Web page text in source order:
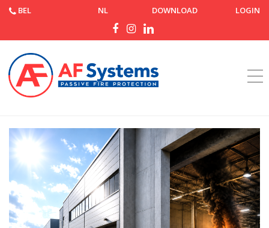
BEL NL DOWNLOAD LOGIN
Startpagina